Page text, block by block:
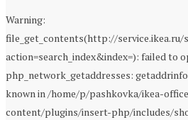
Warning:
file_get_contents(http://service.ikea.ru/
action=search_index&index=): failed to
php_network_getaddresses:
known in /home/p/pashkovka/ikea-
content/plugins/insert-php/includes/